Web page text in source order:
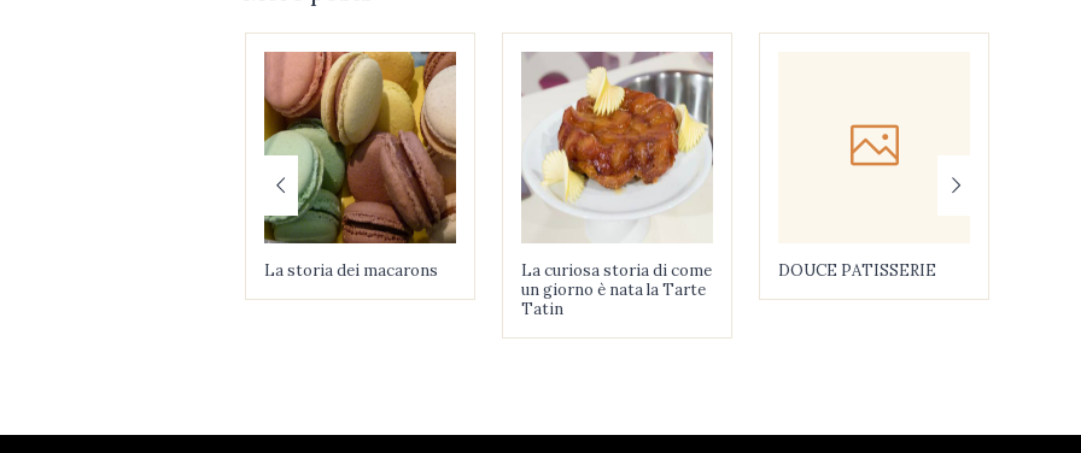
La storia dei macarons
La curiosa storia di come
un giorno è nata la Tarte
Tatin
DOUCE PATISSERIE